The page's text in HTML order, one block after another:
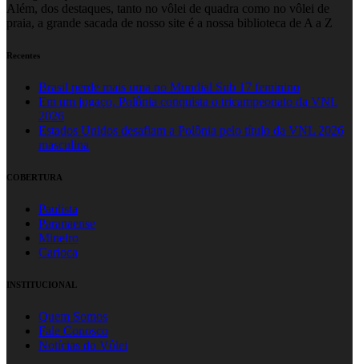
Além, dos destaques, tanto no vôlei de quadra como no vôlei de
praia, a grande sacada de nosso site é a nossa biblioteca de A a Z
Recentes
Brasil perde mais uma no Mundial Sub 17 feminino
Em um jogaço, Polônia conquista o tricampeonato da VNL
2026
Estados Unidos desafiam a Polônia pelo título da VNL 2026
masculina
COBERTURA
Paulista
Paranaense
Mineiro
Carioca
INSTITUCIONAL
Quem Somos
Fale Conosco
Notícias do Vôlei